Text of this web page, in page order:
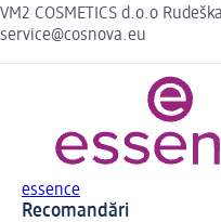
VM2 COSMETICS d.o.o
service@cosnova.eu
essence
Recomandări